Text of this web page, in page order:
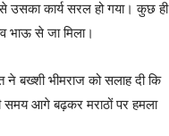
उसका कार्य सरल हो गया। कुछ ही
भाऊ से जा मिला।
ने बख्शी भीमराज को सलाह दी कि
समय आगे बढ़कर मराठों पर हमला